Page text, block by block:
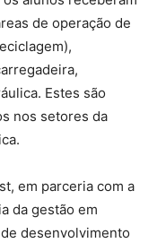
de operação de
Estes são
nos setores da
em parceria com a
da gestão em
desenvolvimento